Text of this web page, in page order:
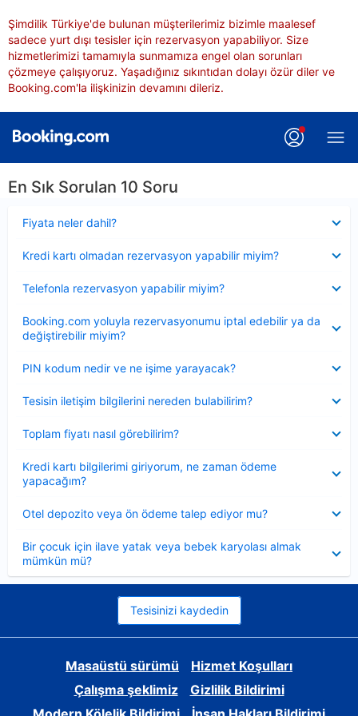
Şimdilik Türkiye'de bulunan müşterilerimiz bizimle maalesef
sadece yurt dışı tesisler için rezervasyon yapabiliyor. Size
hizmetlerimizi tamamıyla sunmamıza engel olan sorunları
çözmeye çalışıyoruz. Yaşadığınız sıkıntıdan dolayı özür diler ve
Booking.com'la ilişkinizin devamını dileriz.
En Sık Sorulan 10 Soru
Fiyata neler dahil?
Kredi kartı olmadan rezervasyon yapabilir miyim?
Telefonla rezervasyon yapabilir miyim?
Booking.com yoluyla rezervasyonumu iptal edebilir ya da
değiştirebilir miyim?
PIN kodum nedir ve ne işime yarayacak?
Tesisin iletişim bilgilerini nereden bulabilirim?
Toplam fiyatı nasıl görebilirim?
Kredi kartı bilgilerimi giriyorum, ne zaman ödeme
yapacağım?
Otel depozito veya ön ödeme talep ediyor mu?
Bir çocuk için ilave yatak veya bebek karyolası almak
mümkün mü?
Tesisinizi kaydedin
Masaüstü sürümü
Hizmet Koşulları
Çalışma şeklimiz
Gizlilik Bildirimi